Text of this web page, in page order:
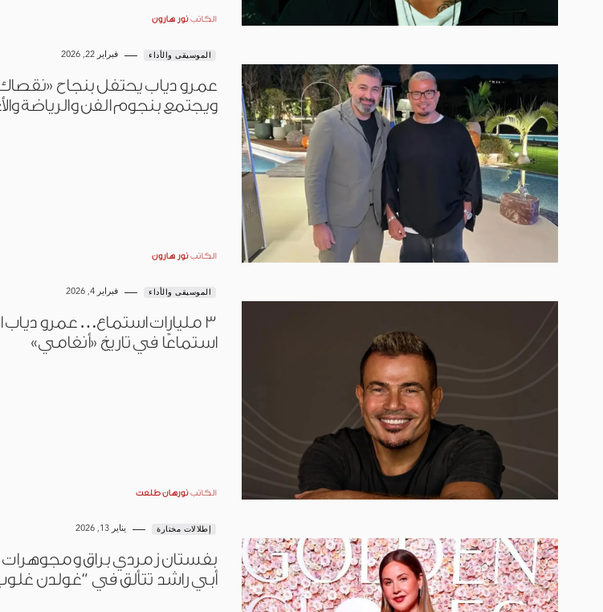
الكاتب نور هارون
الموسيقى والأداء فبراير 22, 2026
عمرو دياب يحتفل بنجاح
ويجتمع بنجوم الفن والرياضة
الكاتب نور هارون
الموسيقى والأداء فبراير 4, 2026
3 مليارات استماع… عمرو دياب
استماعًا في تاريخ «أنغامي»
الكاتب نورهان طلعت
إطلالات مختارة يناير 13, 2026
بفستان زمردي براق ومجوهرات
أبي راشد تتألق في “غولدن